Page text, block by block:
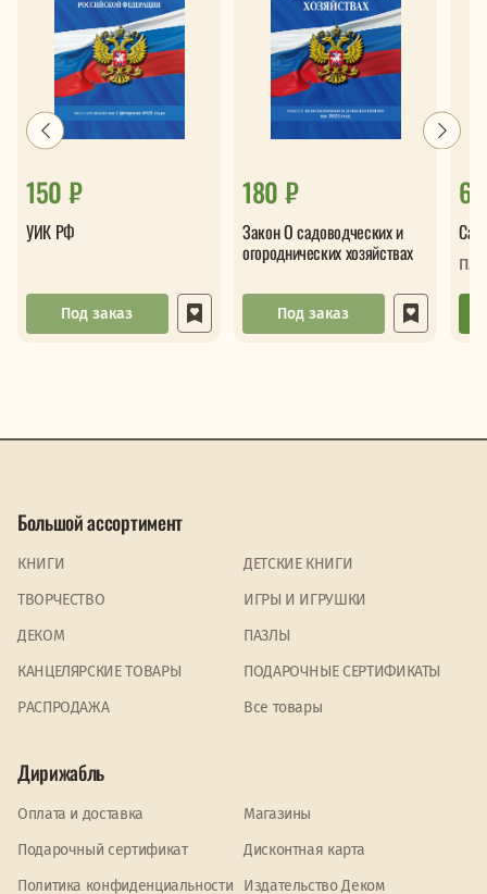
150 ₽
УИК РФ
Под заказ
180 ₽
Закон О садоводческих и
огороднических хозяйствах
Под заказ
Большой ассортимент
КНИГИ
ДЕТСКИЕ КНИГИ
ТВОРЧЕСТВО
ИГРЫ И ИГРУШКИ
ДЕКОМ
ПАЗЛЫ
КАНЦЕЛЯРСКИЕ ТОВАРЫ
ПОДАРОЧНЫЕ СЕРТИФИКАТЫ
PАСПРОДАЖА
Все товары
Дирижабль
Оплата и доставка
Магазины
Подарочный сертификат
Дисконтная карта
Политика конфиденциальности
Издательство Деком